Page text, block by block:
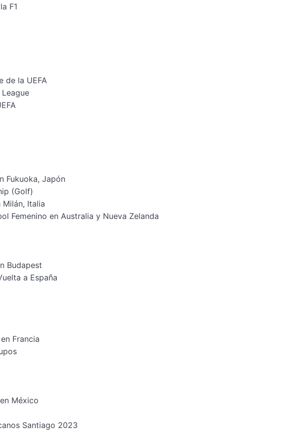
F1
de la UEFA
Fukuoka, Japón
(Golf)
Milán, Italia
Femenino en Australia y Nueva Zelanda
Budapest
a España
Francia
México
Santiago 2023